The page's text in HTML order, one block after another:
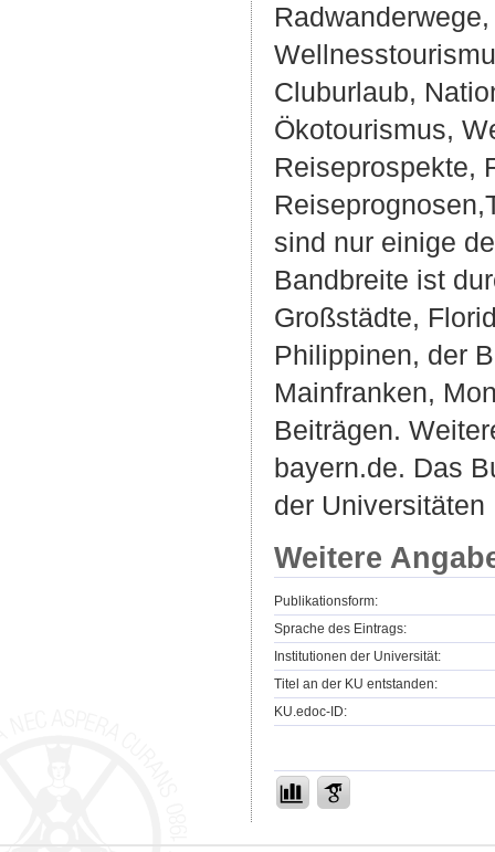
Cluburlaub,
Ökotourismus,
Reiseprospekte,
sind nur einige
Bandbreite ist
Großstädte,
Philippinen, der
Mainfranken,
Beiträgen.
bayern.de. Das
der
Weitere
Publikationsform:
Sprache des Eintrags:
Institutionen der Universität:
Titel an der KU entstanden:
KU.edoc-ID: